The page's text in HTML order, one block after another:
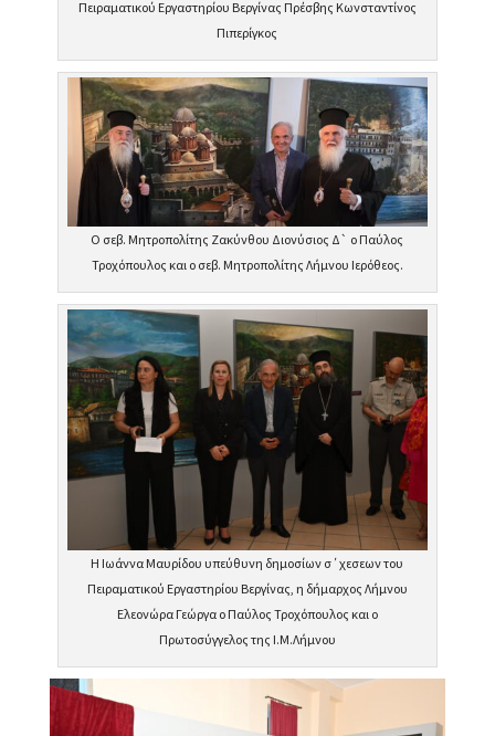
Πειραματικού Εργαστηρίου Βεργίνας Πρέσβης Κωνσταντίνος
Πιπερίγκος
Ο σεβ. Μητροπολίτης Ζακύνθου Διονύσιος Δ` ο Παύλος
Τροχόπουλος και ο σεβ. Μητροπολίτης Λήμνου Ιερόθεος.
Η Ιωάννα Μαυρίδου υπεύθυνη δημοσίων σ΄χεσεων του
Πειραματικού Εργαστηρίου Βεργίνας, η δήμαρχος Λήμνου
Ελεονώρα Γεώργα ο Παύλος Τροχόπουλος και ο
Πρωτοσύγγελος της Ι.Μ.Λήμνου